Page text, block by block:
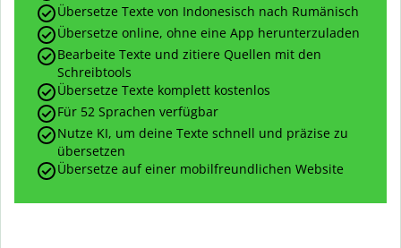
Übersetze Texte von Indonesisch nach Rumänisch
Übersetze online, ohne eine App herunterzuladen
Bearbeite Texte und zitiere Quellen mit den
Schreibtools
Übersetze Texte komplett kostenlos
Für 52 Sprachen verfügbar
Nutze KI, um deine Texte schnell und präzise zu
übersetzen
Übersetze auf einer mobilfreundlichen Website